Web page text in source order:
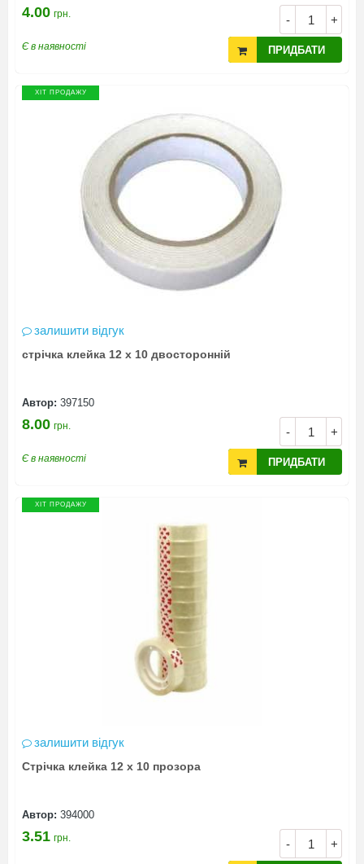
- +
4.00 грн.
Є в наявності ПРИДБАТИ
ХІТ ПРОДАЖУ
залишити відгук
стрічка клейка 12 х 10 двосторонній
Автор: 397150
- +
8.00 грн.
Є в наявності ПРИДБАТИ
ХІТ ПРОДАЖУ
залишити відгук
Стрічка клейка 12 х 10 прозора
Автор: 394000
- +
3.51 грн.